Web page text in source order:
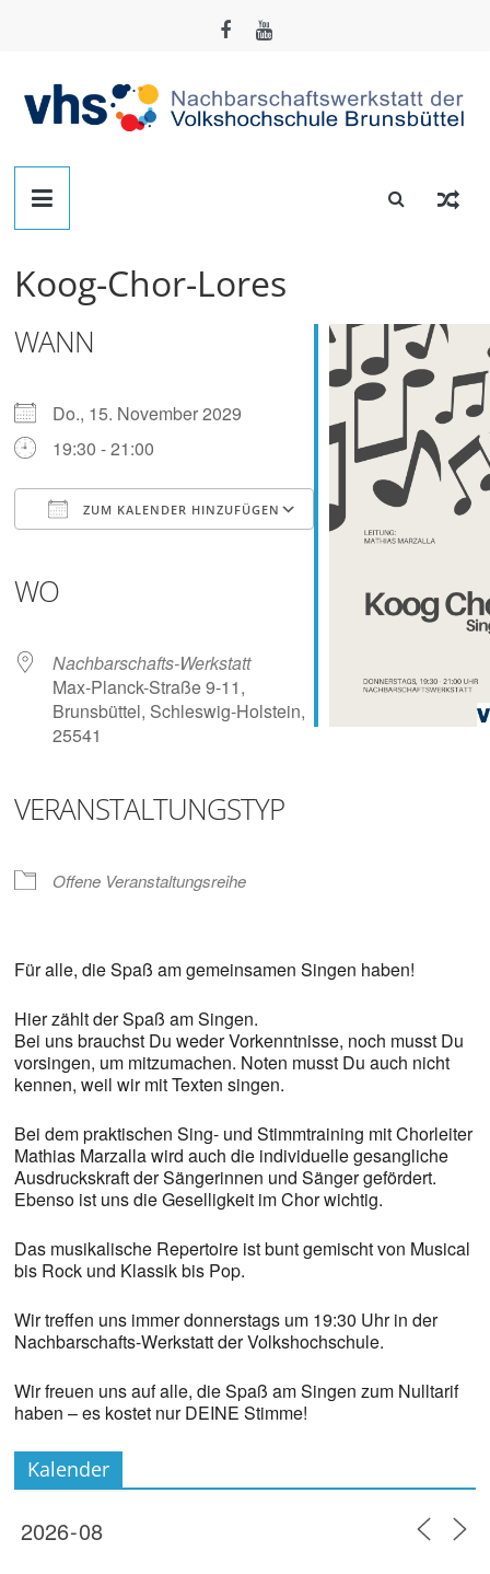
Nachbarschafts-
Werkstatt
Brunsbüttel
Der
zum
Basteln,
Tüfteln,
Digitalisieren
Koog-Chor-Lores
WANN
Do., 15. November 2029
19:30 - 21:00
ZUM KALENDER HINZUFÜGEN
Outlook Live
WO
Nachbarschafts-Werkstatt
Max-Planck-Straße 9-11,
Brunsbüttel, Schleswig-Holstein,
25541
VERANSTALTUNGSTYP
Offene Veranstaltungsreihe
Für alle, die Spaß am gemeinsamen Singen haben!
Hier zählt der Spaß am Singen.
Bei uns brauchst Du weder Vorkenntnisse, noch musst Du
vorsingen, um mitzumachen. Noten musst Du auch nicht
kennen, weil wir mit Texten singen.
Bei dem praktischen Sing- und Stimmtraining mit Chorleiter
Mathias Marzalla wird auch die individuelle gesangliche
Ausdruckskraft der Sängerinnen und Sänger gefördert.
Ebenso ist uns die Geselligkeit im Chor wichtig.
Das musikalische Repertoire ist bunt gemischt von Musical
bis Rock und Klassik bis Pop.
Wir treffen uns immer donnerstags um 19:30 Uhr in der
Nachbarschafts-Werkstatt der Volkshochschule.
Wir freuen uns auf alle, die Spaß am Singen zum Nulltarif
haben – es kostet nur DEINE Stimme!
Kalender